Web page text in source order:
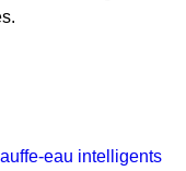
eau intelligents